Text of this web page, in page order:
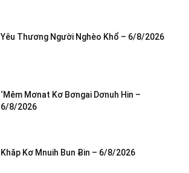
Yêu Thương Người Nghèo Khổ – 6/8/2026
‘Mêm Mơnat Kơ Bơngai Dơnuh Hin –
6/8/2026
Khăp Kơ Mnuih Bun Ƀin – 6/8/2026